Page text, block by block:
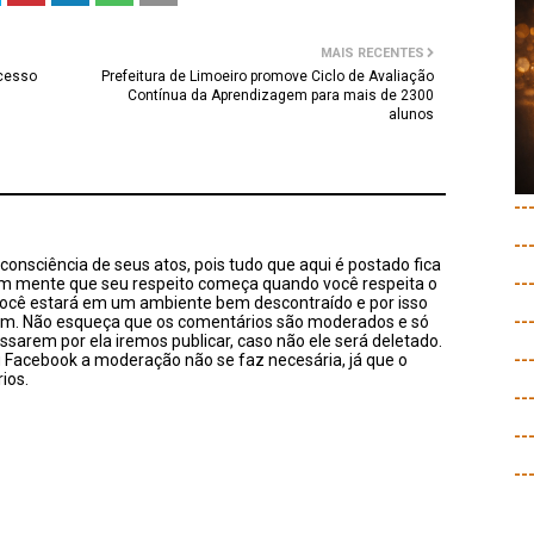
MAIS RECENTES
Prefeitura de Limoeiro promove Ciclo de Avaliação
Contínua da Aprendizagem para mais de 2300
alunos
de seus atos, pois tudo que aqui é postado fica
mente que seu respeito começa quando você respeita o
estará em um ambiente bem descontraído e por isso
Não esqueça que os comentários são moderados e só
por ela iremos publicar, caso não ele será deletado.
a moderação não se faz necesária, já que o